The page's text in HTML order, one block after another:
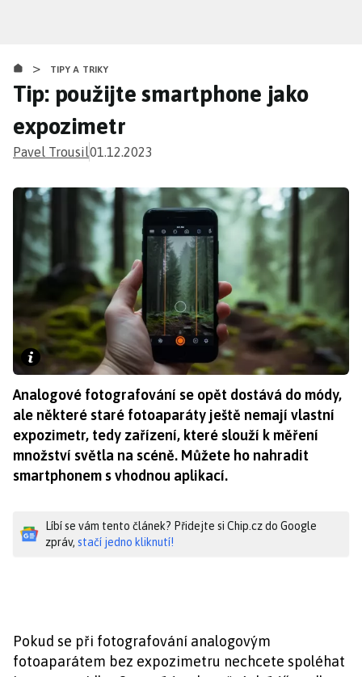
obsahu
> TIPY A TRIKY
Tip: použijte smartphone jako
expozimetr
Pavel Trousil01.12.2023
Analogové fotografování se opět dostává do módy,
ale některé staré fotoaparáty ještě nemají vlastní
expozimetr, tedy zařízení, které slouží k měření
množství světla na scéně. Můžete ho nahradit
smartphonem s vhodnou aplikací.
Líbí se vám tento článek? Přidejte si Chip.cz do Google
zpráv, stačí jedno kliknutí!
Pokud se při fotografování analogovým
fotoaparátem bez expozimetru nechcete spoléhat